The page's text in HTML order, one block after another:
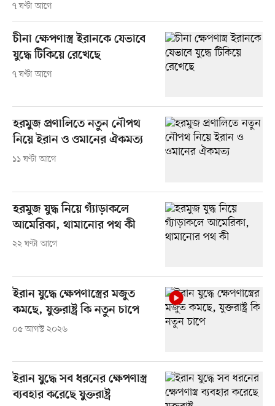
৭ ঘণ্টা আগে
চীনা ক্ষেপণাস্ত্র ইরানকে যেভাবে
যুদ্ধে টিকিয়ে রেখেছে
৭ ঘণ্টা আগে
হরমুজ প্রণালিতে নতুন নৌপথ
নিয়ে ইরান ও ওমানের ঐকমত্য
১১ ঘণ্টা আগে
হরমুজ যুদ্ধ নিয়ে গ্যাঁড়াকলে
আমেরিকা, থামানোর পথ কী
২২ ঘণ্টা আগে
ইরান যুদ্ধে ক্ষেপণাস্ত্রের মজুত
কমছে, যুক্তরাষ্ট্র কি নতুন চাপে
০৫ আগস্ট ২০২৬
ইরান যুদ্ধে সব ধরনের ক্ষেপণাস্ত্র
ব্যবহার করেছে যুক্তরাষ্ট্র